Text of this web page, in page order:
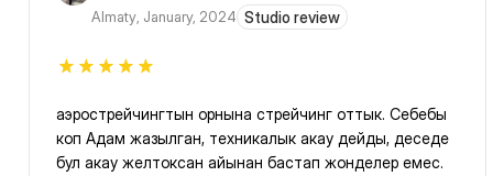
Almaty, January, 2024 Studio review
аэрострейчингтын орнына стрейчинг оттык. Себебы
коп Адам жазылган, техникалык акау дейды, деседе
бул акау желтоксан айынан бастап жонделер емес.